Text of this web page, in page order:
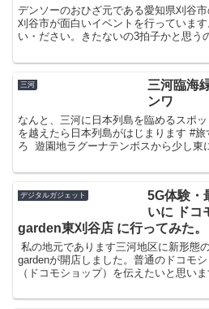
デンソーのおひざ元である愛知県刈谷
刈谷市が面白いイベントを行っていま
い・ださい。きたないの3拍子かと思う
三河
三河臨海
ンワ
なんと、三河に日本列島を臨めるスポ
を越えたら日本列島がはじまります #
ろ ￼ 遊園地ラグーナテンボスから少し
デジタルガジェット
5G体験・
いに ドコ
garden東刈谷店 に行ってみた。
￼ 私の地元であります三河地区に新形態
gardenが開店しました。普通のドコモ
（ドコモショップ）を伝えたいと思いま